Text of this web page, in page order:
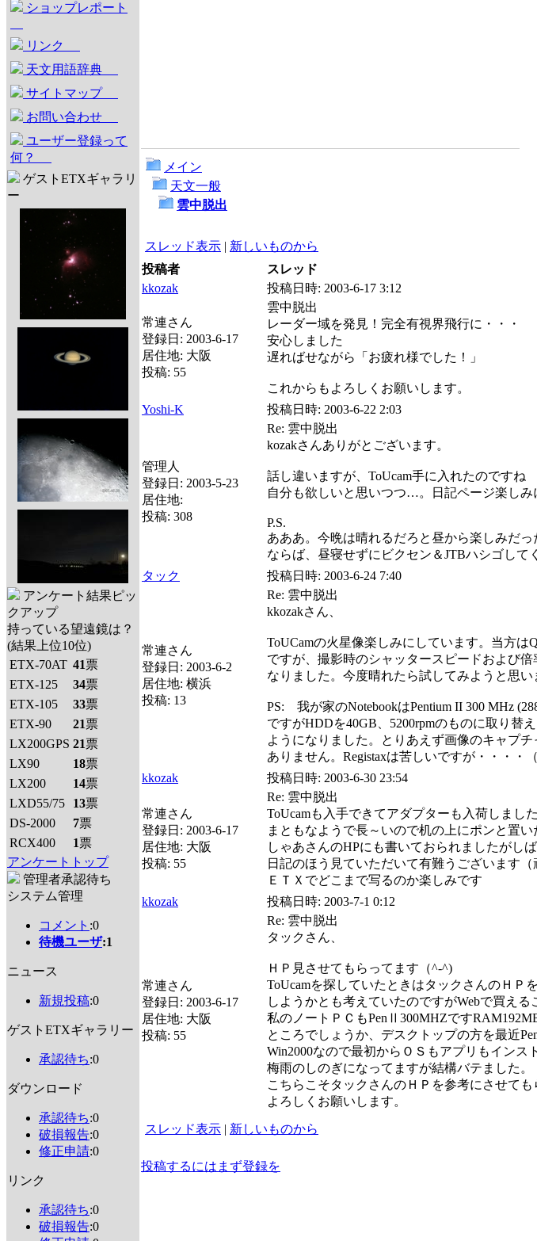
ショップレポート
リンク
天文用語辞典
サイトマップ
お問い合わせ
ユーザー登録って
何？
ゲストETXギャラリ
ー
アンケート結果ピッ
クアップ
持っている望遠鏡は？
(結果上位10位)
ETX-70AT 41票
ETX-125
34票
ETX-105
33票
ETX-90
21票
LX200GPS 21票
LX90
18票
LX200
14票
LXD55/75
13票
DS-2000
7票
RCX400
1票
アンケートトップ
管理者承認待ち
システム管理
コメント :0
待機ユーザ:1
ニュース
新規投稿:0
ゲストETXギャラリー
承認待ち:0
ダウンロード
承認待ち:0
破損報告:0
修正申請:0
リンク
承認待ち:0
破損報告:0
メイン
天文一般
雲中脱出
スレッド表示 | 新しいものから
投稿者
スレッド
kkozak
投稿日時: 2003-6-17 3:12
常連さん
登録日: 2003-6-17
居住地: 大阪
投稿: 55
雲中脱出
レーダー域を発見！完全有視界飛行に・・・
安心しました
遅ればせながら「お疲れ様でした！」
これからもよろしくお願いします。
Yoshi-K
投稿日時: 2003-6-22 2:03
管理人
登録日: 2003-5-23
居住地:
投稿: 308
Re: 雲中脱出
kozakさんありがとございます。
話し違いますが、ToUcam手に入れたのですね
自分も欲しいと思いつつ…。日記ページ楽しみ
P.S.
あああ。今晩は晴れるだろと昼から楽しみだ
ならば、昼寝せずにビクセン＆JTBハシゴして
タック
投稿日時: 2003-6-24 7:40
常連さん
登録日: 2003-6-2
居住地: 横浜
投稿: 13
Re: 雲中脱出
kkozakさん、
ToUCamの火星像楽しみにしています。当方は
ですが、撮影時のシャッタースピードおよび倍
なりました。今度晴れたら試してみようと思い
PS: 我が家のNotebookはPentium II 300 MHz
ですがHDDを40GB、5200rpmのものに取り替
ようになりました。とりあえず画像のキャプチ
ありません。Registaxは苦しいですが・・・・（
kkozak
投稿日時: 2003-6-30 23:54
常連さん
登録日: 2003-6-17
居住地: 大阪
投稿: 55
Re: 雲中脱出
ToUcamも入手できてアダプターも入荷しまし
まともなようで長～いので机の上にポンと置い
しゃあさんのHPにも書いておられましたがし
日記のほう見ていただいて有難うございます（
ＥＴＸでどこまで写るのか楽しみです
kkozak
投稿日時: 2003-7-1 0:12
常連さん
登録日: 2003-6-17
居住地: 大阪
投稿: 55
Re: 雲中脱出
タックさん、
ＨＰ見させてもらってます（^-^)
ToUcamを探していたときはタックさんのＨＰ
しようかとも考えていたのですがWebで買える
私のノートＰＣもPenⅡ300MHZです
ところでしょうか、デスクトップの方を最近
Win2000なので最初からＯＳもアプリもインス
梅雨のしのぎになってますが結構バテました。
こちらこそタックさんのＨＰを参考にさせて
よろしくお願いします。
スレッド表示 | 新しいものから
投稿するにはまず登録を